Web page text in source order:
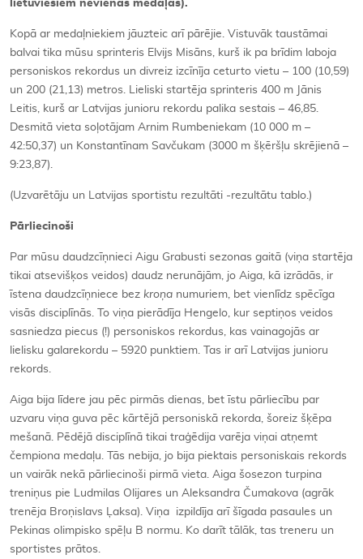
lietuviešiem nevienas medaļas).
Kopā ar medaļniekiem jāuzteic arī pārējie. Vistuvāk taustāmai
balvai tika mūsu sprinteris Elvijs Misāns, kurš ik pa brīdim laboja
personiskos rekordus un divreiz izcīnīja ceturto vietu – 100 (10,59)
un 200 (21,13) metros. Lieliski startēja sprinteris 400 m Jānis
Leitis, kurš ar Latvijas junioru rekordu palika sestais – 46,85.
Desmitā vieta soļotājam Arnim Rumbeniekam (10 000 m –
42:50,37) un Konstantīnam Savčukam (3000 m šķēršļu skrējienā –
9:23,87).
(Uzvarētāju un Latvijas sportistu rezultāti -rezultātu tablo.)
Pārliecinoši
Par mūsu daudzcīņnieci Aigu Grabusti sezonas gaitā (viņa startēja
tikai atsevišķos veidos) daudz nerunājām, jo Aiga, kā izrādās, ir
īstena daudzcīņniece bez kroņa numuriem, bet vienlīdz spēcīga
visās disciplīnās. To viņa pierādīja Hengelo, kur septiņos veidos
sasniedza piecus (!) personiskos rekordus, kas vainagojās ar
lielisku galarekordu – 5920 punktiem. Tas ir arī Latvijas junioru
rekords.
Aiga bija līdere jau pēc pirmās dienas, bet īstu pārliecību par
uzvaru viņa guva pēc kārtējā personiskā rekorda, šoreiz šķēpa
mešanā. Pēdējā disciplīnā tikai traģēdija varēja viņai atņemt
čempiona medaļu. Tās nebija, jo bija piektais personiskais rekords
un vairāk nekā pārliecinoši pirmā vieta. Aiga šosezon turpina
treniņus pie Ludmilas Olijares un Aleksandra Čumakova (agrāk
trenēja Broņislavs Ļaksa). Viņa izpildīja arī šīgada pasaules un
Pekinas olimpisko spēļu B normu. Ko darīt tālāk, tas treneru un
sportistes prātos.